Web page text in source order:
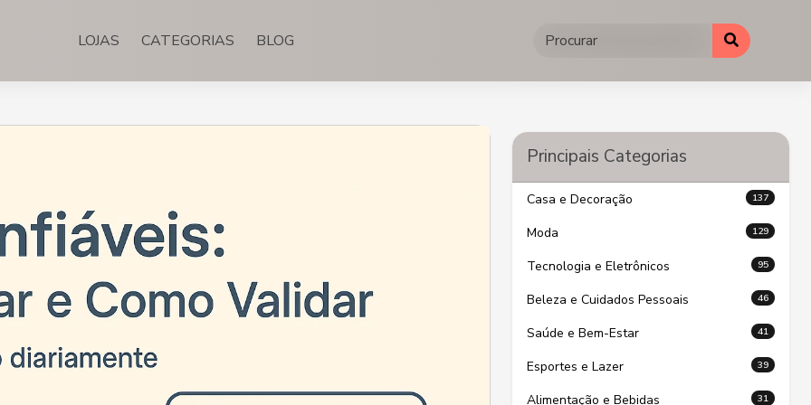
LOJAS CATEGORIAS BLOG
Principais Categorias
Casa e Decoração 137
Moda 129
Tecnologia e Eletrônicos 95
Beleza e Cuidados Pessoais 46
Saúde e Bem-Estar 41
Esportes e Lazer 39
Alimentação e Bebidas 31